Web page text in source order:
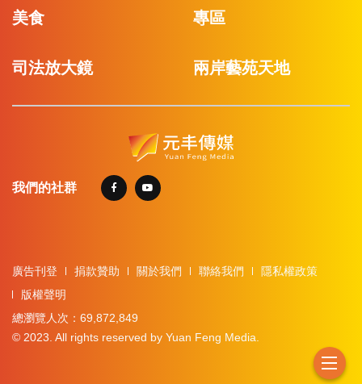
美食 專區
司法放大鏡 兩岸藝苑天地
我們的社群
廣告刊登 捐款贊助 關於我們 聯絡我們
隱私權政策
版權聲明
總瀏覽人次：69,872,849
© 2023. All rights reserved by Yuan Feng Media.